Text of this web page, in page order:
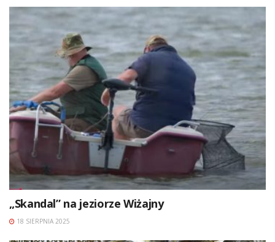
„Skandal” na jeziorze Wiżajny
18 SIERPNIA 2025